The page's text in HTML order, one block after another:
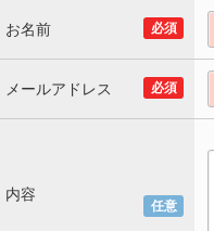
必須
お名前
必須
メールアドレス
任意
内容